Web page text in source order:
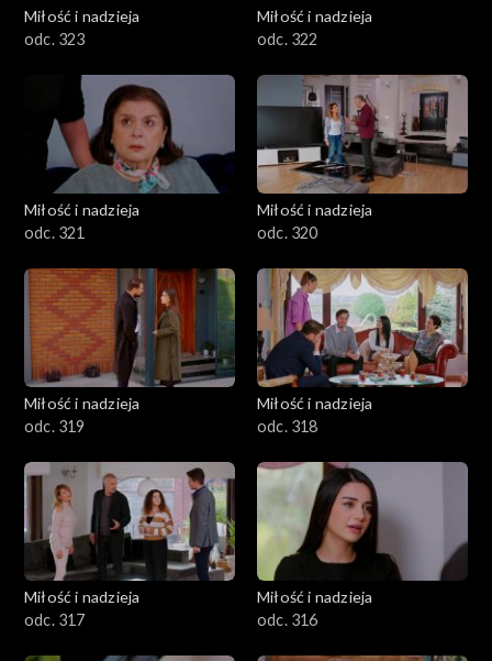
Miłość i nadzieja
odc. 323
Miłość i nadzieja
odc. 322
Miłość i nadzieja
odc. 321
Miłość i nadzieja
odc. 320
Miłość i nadzieja
odc. 319
Miłość i nadzieja
odc. 318
Miłość i nadzieja
odc. 317
Miłość i nadzieja
odc. 316